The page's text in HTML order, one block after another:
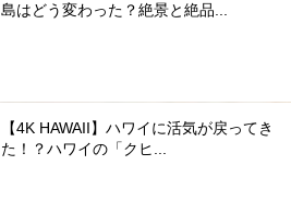
島はどう変わった？絶景と絶品...
【4K HAWAII】ハワイに活気が戻ってき
た！？ハワイの「クヒ...